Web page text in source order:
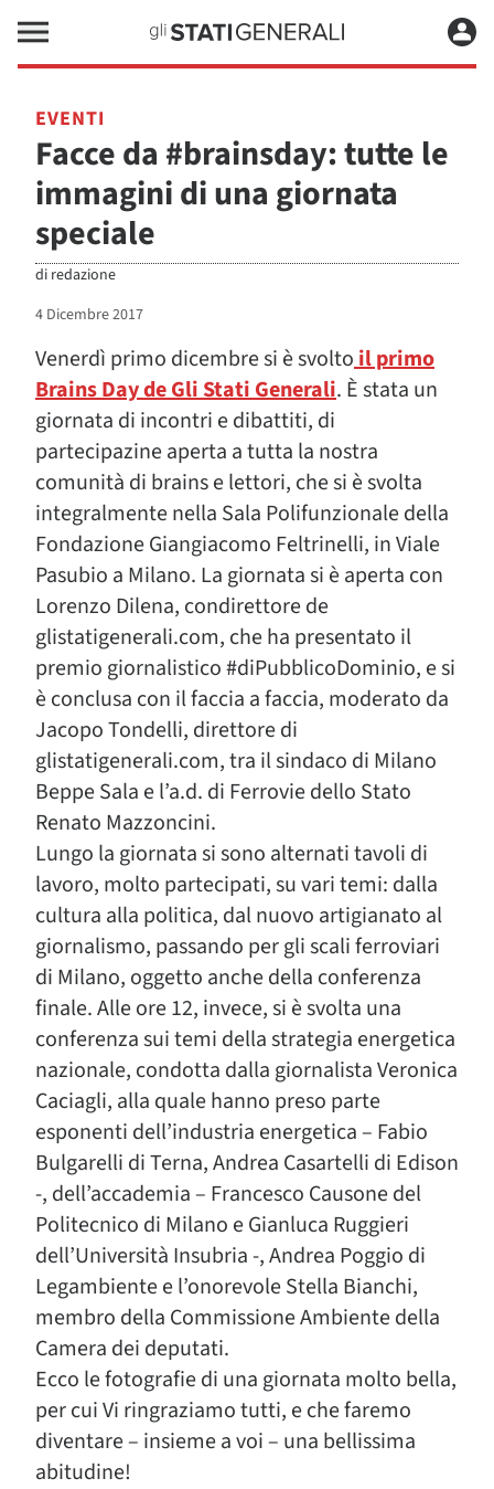
EVENTI
Facce da #brainsday: tutte le
immagini di una giornata
speciale
di redazione
4 Dicembre 2017
Venerdì primo dicembre si è svoltoil primo
Brains Day de Gli Stati Generali. È stata un
giornata di incontri e dibattiti, di
partecipazine aperta a tutta la nostra
comunità di brains e lettori, che si è svolta
integralmente nella Sala Polifunzionale della
Fondazione Giangiacomo Feltrinelli, in Viale
Pasubio a Milano. La giornata si è aperta con
Lorenzo Dilena, condirettore de
glistatigenerali.com, che ha presentato il
premio giornalistico #diPubblicoDominio, e si
è conclusa con il faccia a faccia, moderato da
Jacopo Tondelli, direttore di
glistatigenerali.com, tra il sindaco di Milano
Beppe Sala e l’a.d. di Ferrovie dello Stato
Renato Mazzoncini.
Lungo la giornata si sono alternati tavoli di
lavoro, molto partecipati, su vari temi: dalla
cultura alla politica, dal nuovo artigianato al
giornalismo, passando per gli scali ferroviari
di Milano, oggetto anche della conferenza
finale. Alle ore 12, invece, si è svolta una
conferenza sui temi della strategia energetica
nazionale, condotta dalla giornalista Veronica
Caciagli, alla quale hanno preso parte
esponenti dell’industria energetica – Fabio
Bulgarelli di Terna, Andrea Casartelli di Edison
-, dell’accademia – Francesco Causone del
Politecnico di Milano e Gianluca Ruggieri
dell’Università Insubria -, Andrea Poggio di
Legambiente e l’onorevole Stella Bianchi,
membro della Commissione Ambiente della
Camera dei deputati.
Ecco le fotografie di una giornata molto bella,
per cui Vi ringraziamo tutti, e che faremo
diventare – insieme a voi – una bellissima
abitudine!